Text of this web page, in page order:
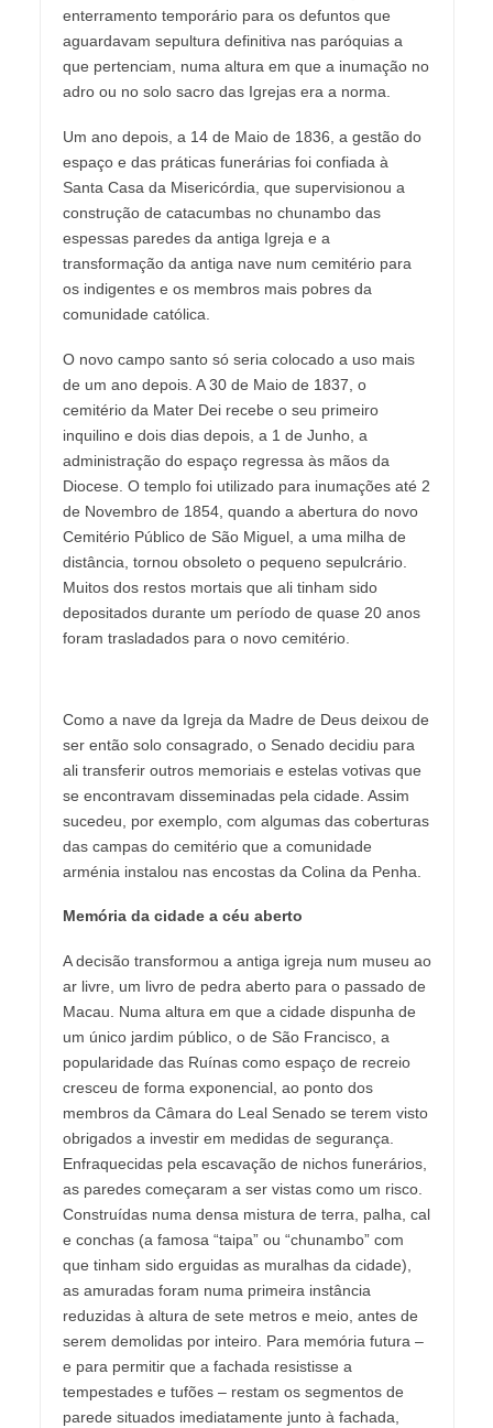
enterramento temporário para os defuntos que
aguardavam sepultura definitiva nas paróquias a
que pertenciam, numa altura em que a inumação no
adro ou no solo sacro das Igrejas era a norma.
Um ano depois, a 14 de Maio de 1836, a gestão do
espaço e das práticas funerárias foi confiada à
Santa Casa da Misericórdia, que supervisionou a
construção de catacumbas no chunambo das
espessas paredes da antiga Igreja e a
transformação da antiga nave num cemitério para
os indigentes e os membros mais pobres da
comunidade católica.
O novo campo santo só seria colocado a uso mais
de um ano depois. A 30 de Maio de 1837, o
cemitério da Mater Dei recebe o seu primeiro
inquilino e dois dias depois, a 1 de Junho, a
administração do espaço regressa às mãos da
Diocese. O templo foi utilizado para inumações até 2
de Novembro de 1854, quando a abertura do novo
Cemitério Público de São Miguel, a uma milha de
distância, tornou obsoleto o pequeno sepulcrário.
Muitos dos restos mortais que ali tinham sido
depositados durante um período de quase 20 anos
foram trasladados para o novo cemitério.
Como a nave da Igreja da Madre de Deus deixou de
ser então solo consagrado, o Senado decidiu para
ali transferir outros memoriais e estelas votivas que
se encontravam disseminadas pela cidade. Assim
sucedeu, por exemplo, com algumas das coberturas
das campas do cemitério que a comunidade
arménia instalou nas encostas da Colina da Penha.
Memória da cidade a céu aberto
A decisão transformou a antiga igreja num museu ao
ar livre, um livro de pedra aberto para o passado de
Macau. Numa altura em que a cidade dispunha de
um único jardim público, o de São Francisco, a
popularidade das Ruínas como espaço de recreio
cresceu de forma exponencial, ao ponto dos
membros da Câmara do Leal Senado se terem visto
obrigados a investir em medidas de segurança.
Enfraquecidas pela escavação de nichos funerários,
as paredes começaram a ser vistas como um risco.
Construídas numa densa mistura de terra, palha, cal
e conchas (a famosa “taipa” ou “chunambo” com
que tinham sido erguidas as muralhas da cidade),
as amuradas foram numa primeira instância
reduzidas à altura de sete metros e meio, antes de
serem demolidas por inteiro. Para memória futura –
e para permitir que a fachada resistisse a
tempestades e tufões – restam os segmentos de
parede situados imediatamente junto à fachada,